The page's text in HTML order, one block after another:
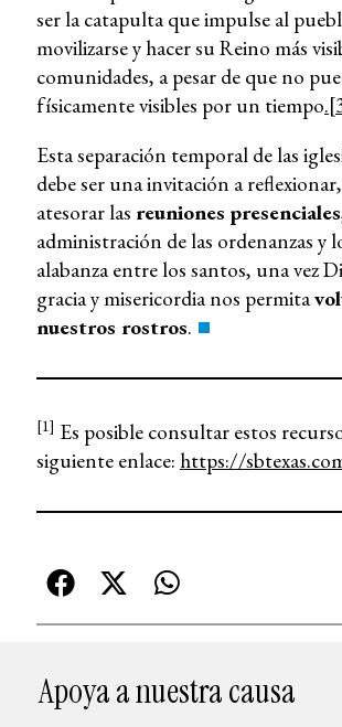
ser la catapulta que impulse al
movilizarse y hacer su Reino más
comunidades, a pesar de que no
físicamente visibles por un tiempo
Esta separación temporal de las
debe ser una invitación a
atesorar las reuniones presenciales
administración de las ordenanzas y
alabanza entre los santos, una vez
gracia y misericordia nos permita
nuestros rostros.
[1] Es posible consultar estos
siguiente enlace: https://
Apoya a nuestra causa